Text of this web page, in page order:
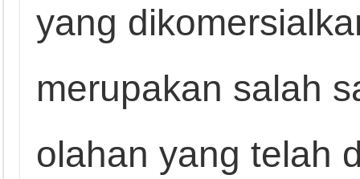
yang
merupakan salah
olahan yang telah